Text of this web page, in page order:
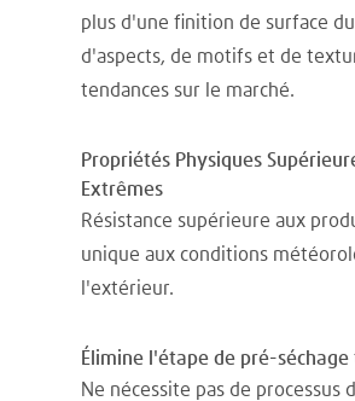
plus d'une finition de surface
d'aspects, de motifs et de
tendances sur le marché.
Propriétés Physiques
Extrêmes
Résistance supérieure aux
unique aux conditions
l'extérieur.
Élimine l'étape de pré-
Ne nécessite pas de